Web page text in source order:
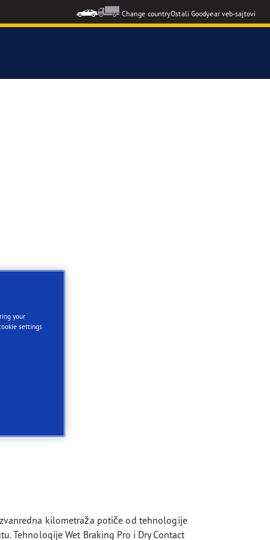
Change countryOstali Goodyear veb-sajtovi
kilometraža potiče od tehnologije
Tehnologije Wet Braking Pro i Dry Contact
your
settings